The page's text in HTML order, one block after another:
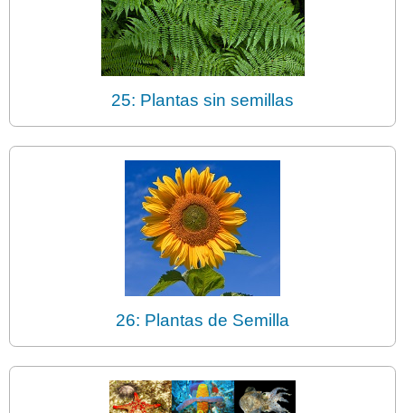
25: Plantas sin semillas
26: Plantas de Semilla